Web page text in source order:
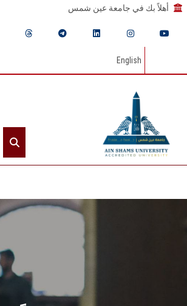
أهلاً بك في جامعة عين شمس
English
الرئيسيـة
عن الجامعة
القطاعـات